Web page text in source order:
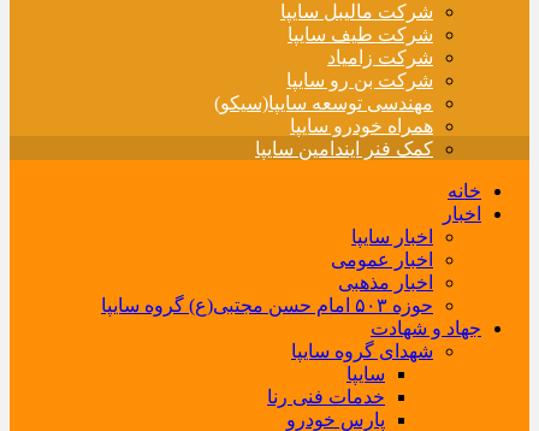
شرکت مالیبل سایپا
شرکت طیف سایپا
شرکت زامیاد
شرکت بن رو سایپا
مهندسی توسعه سایپا(سیکو)
همراه خودرو سایپا
کمک فنر ایندامین سایپا
خانه
اخبار
اخبار سایپا
اخبار عمومی
اخبار مذهبی
حوزه ۵۰۳ امام حسن مجتبی(ع) گروه سایپا
جهاد و شهادت
شهدای گروه سایپا
سایپا
خدمات فنی رنا
پارس خودرو